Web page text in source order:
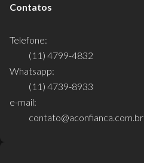
Contatos
Telefone:
(11) 4799-4832
Whatsapp:
(11) 4739-8933
e-mail:
contato@aconfianca.com.br